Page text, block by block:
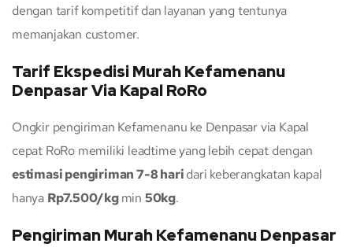
dengan tarif kompetitif dan layanan yang tentunya
memanjakan customer.
Tarif Ekspedisi Murah Kefamenanu
Denpasar Via Kapal RoRo
Ongkir pengiriman Kefamenanu ke Denpasar via Kapal
cepat RoRo memiliki leadtime yang lebih cepat dengan
estimasi pengiriman 7-8 haridari keberangkatan kapal
hanya Rp7.500/kgmin 50kg.
Pengiriman Murah Kefamenanu Denpasar